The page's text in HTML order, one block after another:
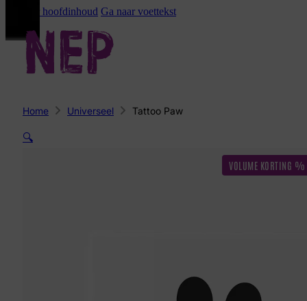
Ga naar hoofdinhoud Ga naar voettekst
Home Universeel Tattoo Paw
🔍